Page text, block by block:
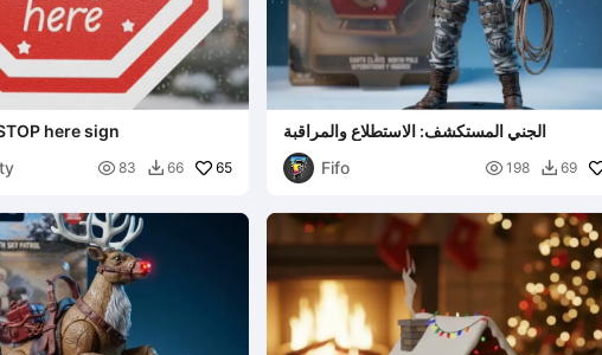
here sign
 83  66 65
الجني المستكشف: الاستطلاع والمراقبة
Fifo
 198  69